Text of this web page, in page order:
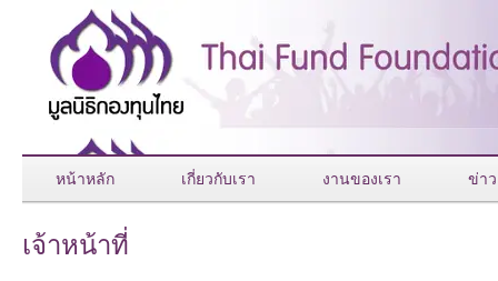
หน้าหลัก เกี่ยวกับเรา งานของเรา ข่าว
เจ้าหน้าที่